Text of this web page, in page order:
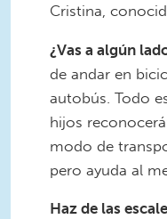
Cristina,
¿Vas a algún
de andar en
autobús. Todo
hijos
modo de
pero ayuda al
Haz de las